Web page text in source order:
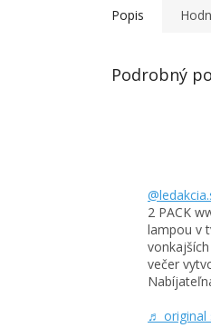
Popis
Podrobný
2 PACK
lampou v
večer
♬ original